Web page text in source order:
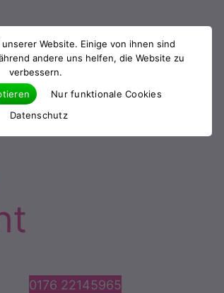
0176 22145965
Website. Einige von ihnen sind
andere uns helfen, die Website zu
verbessern.
Nur funktionale Cookies
Datenschutz